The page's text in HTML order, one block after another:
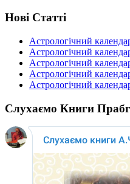
Нові Статті
Астрологічний
Астрологічний
Астрологічний
Астрологічний
Астрологічний
Слухаємо Книги